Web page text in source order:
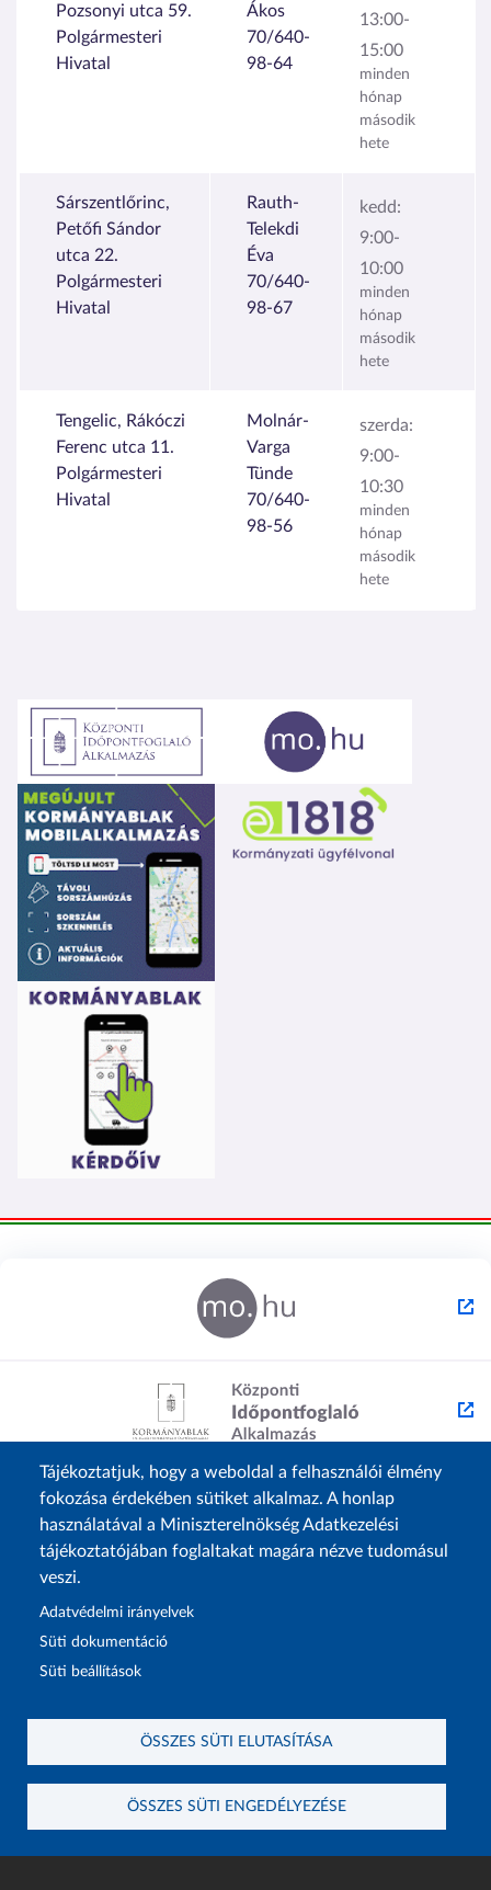
Tájékoztatjuk, hogy a weboldal a felhasználói élmény
fokozása érdekében sütiket alkalmaz. A honlap
használatával a Miniszterelnökség Adatkezelési
tájékoztatójában foglaltakat magára nézve tudomásul
veszi.
Adatvédelmi irányelvek
Süti dokumentáció
Süti beállítások
ÖSSZES SÜTI ELUTASÍTÁSA
ÖSSZES SÜTI ENGEDÉLYEZÉSE
Pozsonyi utca 59.
Polgármesteri
Hivatal
Ákos
70/640-
98-64
13:00-
15:00
minden
hónap
második
hete
Sárszentlőrinc,
Petőfi Sándor
utca 22.
Polgármesteri
Hivatal
Rauth-
Telekdi
Éva
70/640-
98-67
kedd:
9:00-
10:00
minden
hónap
második
hete
Tengelic, Rákóczi
Ferenc utca 11.
Polgármesteri
Hivatal
Molnár-
Varga
Tünde
70/640-
98-56
szerda:
9:00-
10:30
minden
hónap
második
hete
Lábléc1
Rólunk
Adatvédelem
Lábléc2
Családtámogatások
Elektronikus ügyintézés